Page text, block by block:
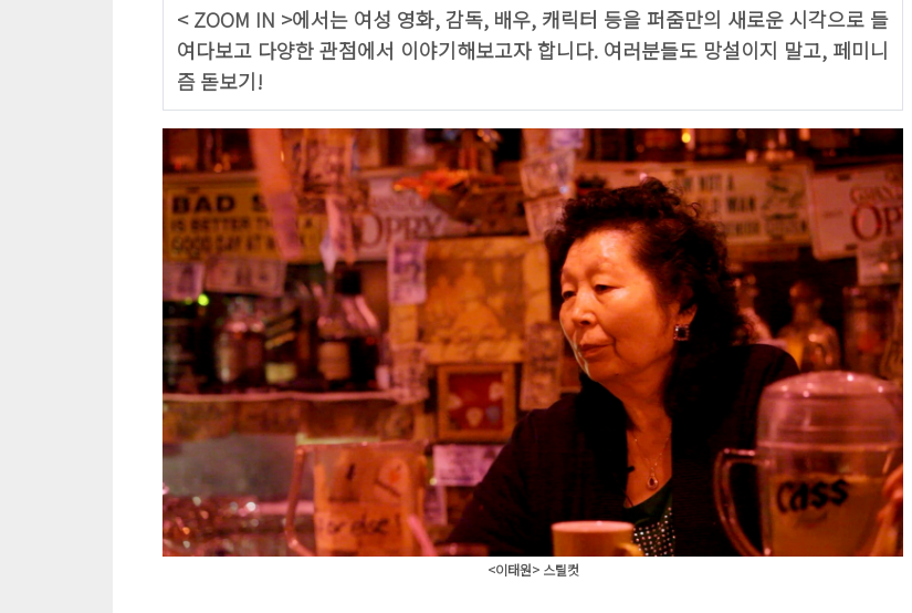
< ZOOM IN >에서는 여성 영화, 감독, 배우, 캐릭터 등을 퍼줌만의 새로운 시각으로 들
여다보고 다양한 관점에서 이야기해보고자 합니다. 여러분들도 망설이지 말고, 페미니
즘 돋보기!
<이태원> 스틸컷